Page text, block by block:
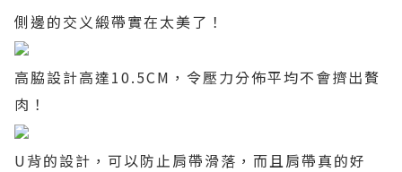
側邊的交义緞帶實在太美了！
高脇設計高達10.5CM ，令壓力分佈平均不會擠出贅
肉！
U背的設計，可以防止肩帶滑落，而且肩帶真的好